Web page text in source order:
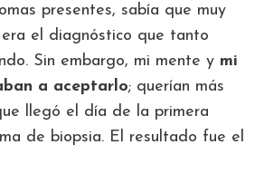
presentes, sabía que muy
el diagnóstico que tanto
Sin embargo, mi mente y mi
a aceptarlo; querían más
llegó el día de la primera
de biopsia. El resultado fue el